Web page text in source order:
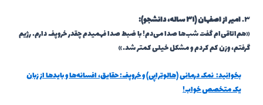
۳. امیر از اصفهان (۳۱ ساله، دانشجو):
«هم‌اتاقی‌ام گفت شب‌ها صدا می‌دم! با ضبط صدا فهمیدم چقدر خروپف دارم. رژیم
گرفتم، وزن کم کردم و مشکل خیلی کمتر شد.»
بخوانید:نمک درمانی (هالوتراپی) و خروپف: حقایق، افسانه‌ها و بایدها از زبان
یک متخصص خواب!